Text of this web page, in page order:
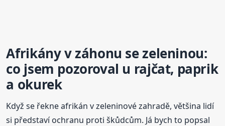
Afrikány v záhonu se zeleninou:
co jsem pozoroval u rajčat, paprik
a okurek
Když se řekne afrikán v zeleninové zahradě, většina lidí
si představí ochranu proti škůdcům. Já bych to popsal